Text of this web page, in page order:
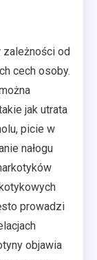
zależności od
cech osoby.
jak utrata
picie w
nałogu
prowadzi
objawia